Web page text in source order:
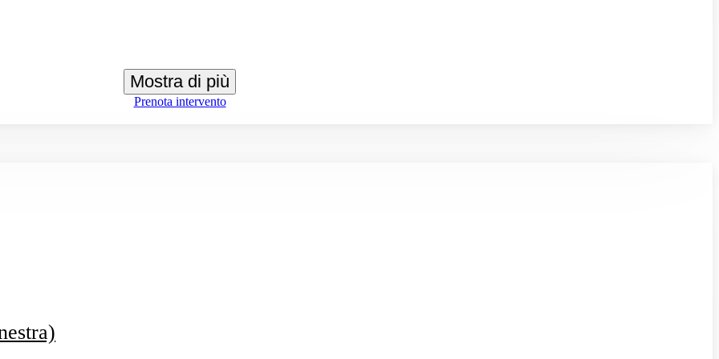
Mostra di più
Prenota intervento